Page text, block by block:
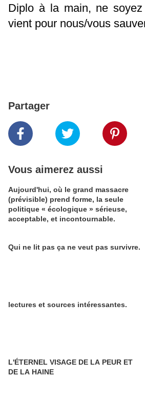
Diplo à la main, ne
vient pour nous/vous
Partager
Vous aimerez aussi
Aujourd'hui, où le grand massacre
(prévisible) prend forme, la seule
politique « écologique » sérieuse,
acceptable, et incontournable.
Qui ne lit pas ça ne veut pas survivre.
lectures et sources intéressantes.
L'ÉTERNEL VISAGE DE LA PEUR ET
DE LA HAINE